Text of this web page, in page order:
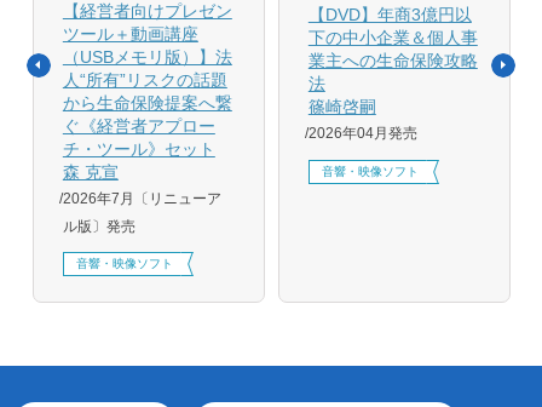
【経営者向けプレゼン
ツール＋動画講座
（USBメモリ版）】法
人“所有”リスクの話題
から生命保険提案へ繋
ぐ《経営者アプロー
チ・ツール》セット
森 克宣
2026年7月〔リニューア
ル版〕発売
音響・映像ソフト
【DVD】年商3億円以
下の中小企業＆個人事
業主への生命保険攻略
法
篠崎啓嗣
2026年04月発売
音響・映像ソフト